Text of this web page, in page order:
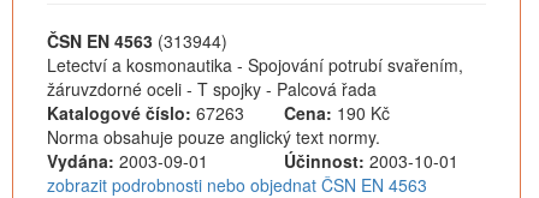
ČSN EN 4563 (313944)
Letectví a kosmonautika - Spojování potrubí svařením,
žáruvzdorné oceli - T spojky - Palcová řada
Katalogové číslo: 67263 Cena: 190 Kč
Norma obsahuje pouze anglický text normy.
Vydána: 2003-09-01 Účinnost: 2003-10-01
zobrazit podrobnosti nebo objednat ČSN EN 4563